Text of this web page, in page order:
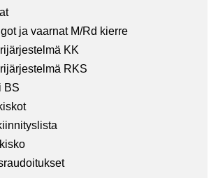
ja vaarnat M/Rd kierre
KK
RKS
BS